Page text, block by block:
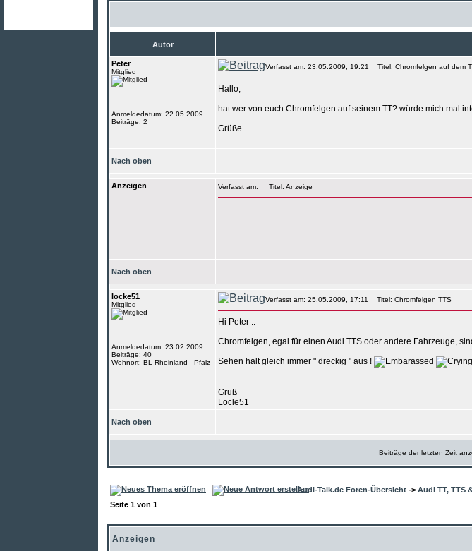
Autor
Peter
Mitglied
Anmeldedatum: 22.05.2009
Beiträge: 2
Verfasst am: 23.05.2009, 19:21 Titel: Chromfelgen auf dem
Hallo,
hat wer von euch Chromfelgen auf seinem TT? würde mich mal
Grüße
Nach oben
Anzeigen Verfasst am: Titel: Anzeige
Nach oben
locke51
Mitglied
Anmeldedatum: 23.02.2009
Beiträge: 40
Wohnort: BL Rheinland - Pfalz
Verfasst am: 25.05.2009, 17:11 Titel: Chromfelgen TTS
Hi Peter ..
Chromfelgen, egal für einen Audi TTS oder andere Fahrzeuge,
Sehen halt gleich immer " dreckig " aus !
Gruß
Locle51
Nach oben
Beiträge der letzten Zeit
Audi-Talk.de Foren-Übersicht -> Audi TT, TTS
Seite 1 von 1
Anzeigen